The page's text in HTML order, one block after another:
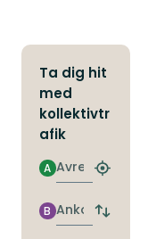
Ta dig hit
med
kollektivtr
afik
Avresa
A
Hitta
Ankomst
B
Byt